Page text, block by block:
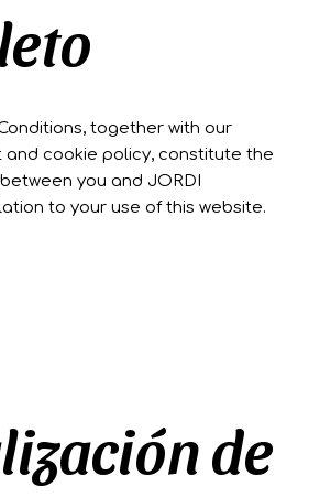
together with our
and cookie policy, constitute the
you and JORDI
to your use of this website.
de